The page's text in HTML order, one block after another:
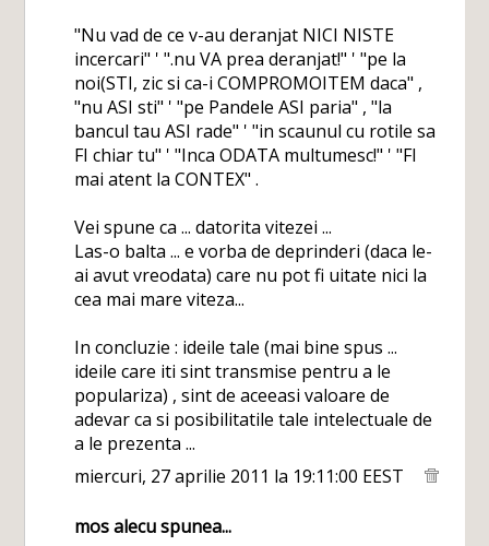
"Nu vad de ce v-au deranjat NICI NISTE
incercari" ' ".nu VA prea deranjat!" ' "pe la
noi(STI, zic si ca-i COMPROMOITEM daca" ,
"nu ASI sti" ' "pe Pandele ASI paria" , "la
bancul tau ASI rade" ' "in scaunul cu rotile sa
FI chiar tu" ' "Inca ODATA multumesc!" ' "FI
mai atent la CONTEX" .
Vei spune ca ... datorita vitezei ...
Las-o balta ... e vorba de deprinderi (daca le-
ai avut vreodata) care nu pot fi uitate nici la
cea mai mare viteza...
In concluzie : ideile tale (mai bine spus ...
ideile care iti sint transmise pentru a le
populariza) , sint de aceeasi valoare de
adevar ca si posibilitatile tale intelectuale de
a le prezenta ...
miercuri, 27 aprilie 2011 la 19:11:00 EEST
mos alecuspunea...